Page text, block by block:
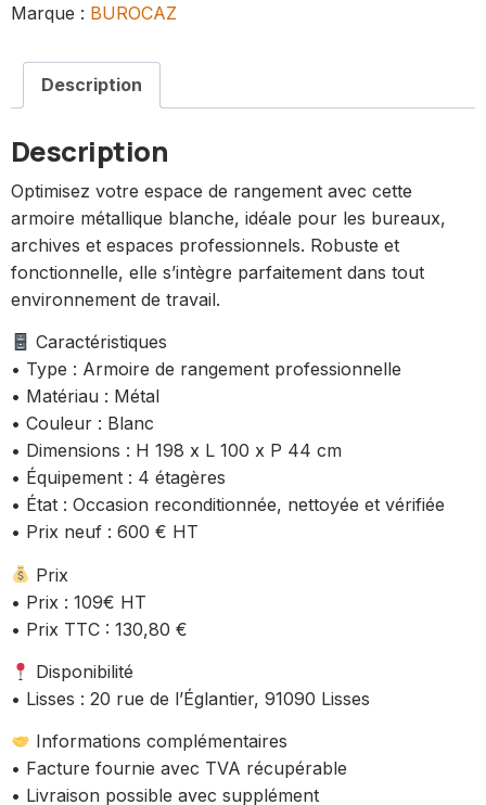
Marque : BUROCAZ
Description
Description
Optimisez votre espace de rangement avec cette
armoire métallique blanche, idéale pour les bureaux,
archives et espaces professionnels. Robuste et
fonctionnelle, elle s’intègre parfaitement dans tout
environnement de travail.
Caractéristiques
• Type : Armoire de rangement professionnelle
• Matériau : Métal
• Couleur : Blanc
• Dimensions : H 198 x L 100 x P 44 cm
• Équipement : 4 étagères
• État : Occasion reconditionnée, nettoyée et vérifiée
• Prix neuf : 600 € HT
Prix
• Prix : 109€ HT
• Prix TTC : 130,80 €
Disponibilité
• Lisses : 20 rue de l’Églantier, 91090 Lisses
Informations complémentaires
• Facture fournie avec TVA récupérable
• Livraison possible avec supplément